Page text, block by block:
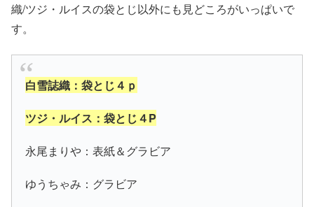
織/ツジ・ルイスの袋とじ以外にも見どころがいっぱいで
す。
白雪誌織：袋とじ４ｐ
ツジ・ルイス：袋とじ４P
永尾まりや：表紙＆グラビア
ゆうちゃみ：グラビア